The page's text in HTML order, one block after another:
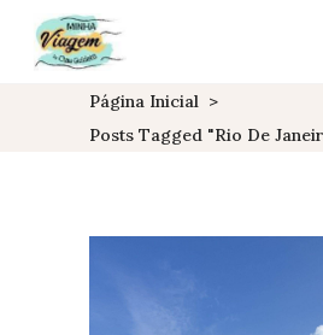
Página Inicial >
Posts Tagged "rio De